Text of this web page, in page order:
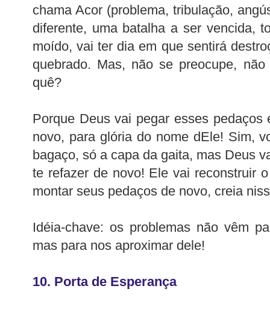
chama Acor (problema, tribulação,
diferente, uma batalha a ser vencida,
moído, vai ter dia em que sentirá
quebrado. Mas, não se preocupe,
quê?
Porque Deus vai pegar esses
novo, para glória do nome dEle! Sim,
bagaço, só a capa da gaita, mas Deus
te refazer de novo! Ele vai reconstruir
montar seus pedaços de novo, creia
Idéia-chave: os problemas não vêm
mas para nos aproximar dele!
10. Porta de Esperança